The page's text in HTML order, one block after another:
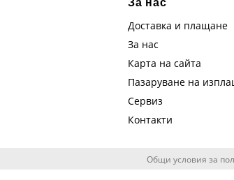
За нас
Доставка и плащане
За нас
Карта на сайта
Пазаруване на
Сервиз
Контакти
Общи условия за